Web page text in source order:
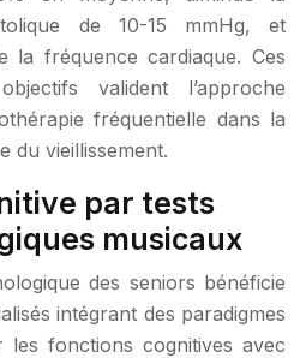
de 10-15 mmHg, et
la fréquence cardiaque. Ces
valident l’approche
fréquentielle dans la
du vieillissement.
par tests
musicaux
des seniors bénéficie
intégrant des paradigmes
les fonctions cognitives avec